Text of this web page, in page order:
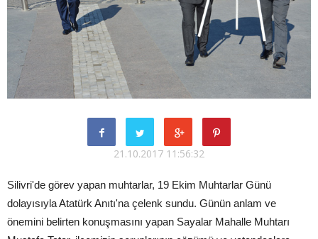
21.10.2017 11:56:32
Silivri'de görev yapan muhtarlar, 19 Ekim Muhtarlar Günü
dolayısıyla Atatürk Anıtı'na çelenk sundu. Günün anlam ve
önemini belirten konuşmasını yapan Sayalar Mahalle Muhtarı